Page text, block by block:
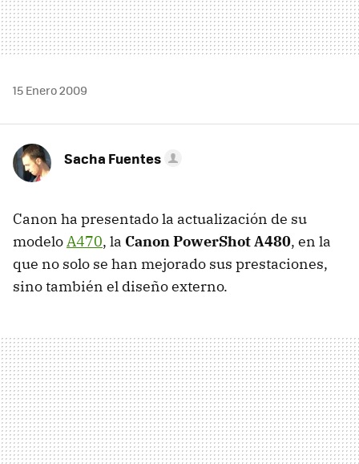
15 Enero 2009
Sacha Fuentes
Canon ha presentado la actualización de su
modeloA470, la Canon PowerShot A480, en la
que no solo se han mejorado sus prestaciones,
sino también el diseño externo.